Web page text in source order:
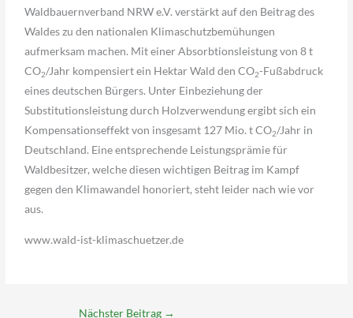
Waldbauernverband NRW e.V. verstärkt auf den Beitrag des
Waldes zu den nationalen Klimaschutzbemühungen
aufmerksam machen. Mit einer Absorbtionsleistung von 8 t
CO2/Jahr kompensiert ein Hektar Wald den CO2-Fußabdruck
eines deutschen Bürgers. Unter Einbeziehung der
Substitutionsleistung durch Holzverwendung ergibt sich ein
Kompensationseffekt von insgesamt 127 Mio. t CO2/Jahr in
Deutschland. Eine entsprechende Leistungsprämie für
Waldbesitzer, welche diesen wichtigen Beitrag im Kampf
gegen den Klimawandel honoriert, steht leider nach wie vor
aus.
www.wald-ist-klimaschuetzer.de
Nächster Beitrag →